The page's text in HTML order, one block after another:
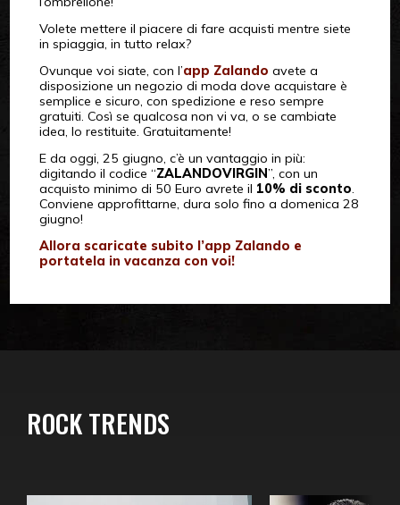
Volete mettere il piacere di fare acquisti mentre siete
in spiaggia, in tutto relax?
Ovunque voi siate, con l’app Zalando avete a
disposizione un negozio di moda dove acquistare è
semplice e sicuro, con spedizione e reso sempre
gratuiti. Così se qualcosa non vi va, o se cambiate
idea, lo restituite. Gratuitamente!
E da oggi, 25 giugno, c’è un vantaggio in più:
digitando il codice “ZALANDOVIRGIN”, con un
acquisto minimo di 50 Euro avrete il 10% di sconto.
Conviene approfittarne, dura solo fino a domenica 28
giugno!
Allora scaricate subito l’app Zalando e
portatela in vacanza con voi!
ROCK TRENDS